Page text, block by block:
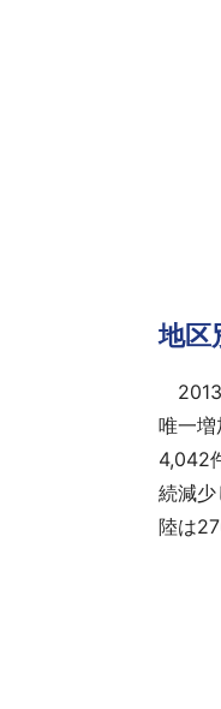
地
2013
唯一
4,042
続減
陸は